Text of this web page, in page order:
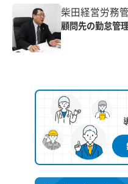
柴田経営労務
顧問先の勤怠管